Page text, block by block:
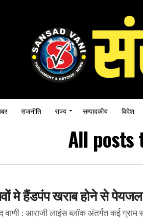
राजनीति राज्य सम्पादकीय विदेश
All posts
मे हैंडपंप खराब होने से
वाणी : आराजी लाइंस ब्लॉक अंतर्गत कई